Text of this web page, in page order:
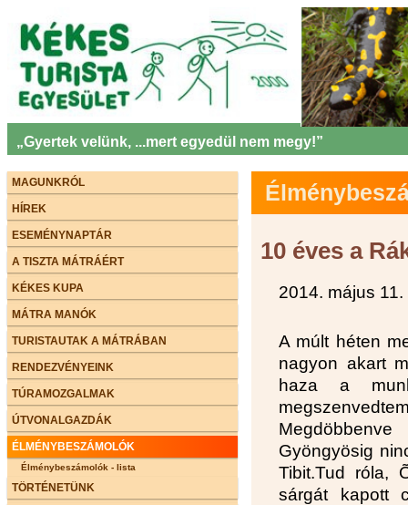
„Gyertek velünk, ...mert egyedül nem megy!”
MAGUNKRÓL
HÍREK
ESEMÉNYNAPTÁR
A TISZTA MÁTRÁÉRT
KÉKES KUPA
MÁTRA MANÓK
TURISTAUTAK A MÁTRÁBAN
RENDEZVÉNYEINK
TÚRAMOZGALMAK
ÚTVONALGAZDÁK
ÉLMÉNYBESZÁMOLÓK
Élménybeszámolók - lista
TÖRTÉNETÜNK
10 éves a
2014. május 11.
A múlt héten
nagyon akart
haza a
Gyöngyösig
Tibit.Tud róla,
sárgát kapott